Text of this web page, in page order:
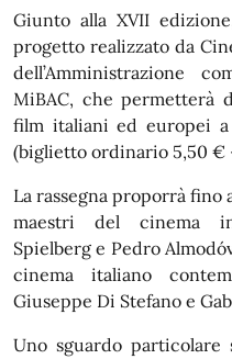
Giunto alla XVII
progetto realizzato da
dell’Amministrazione
MiBAC, che permetterà
film italiani ed europei
(biglietto ordinario 5,50 €
La rassegna proporrà
maestri del cinema
Spielberg e Pedro
cinema italiano
Giuseppe Di Stefano e
Uno sguardo particolare